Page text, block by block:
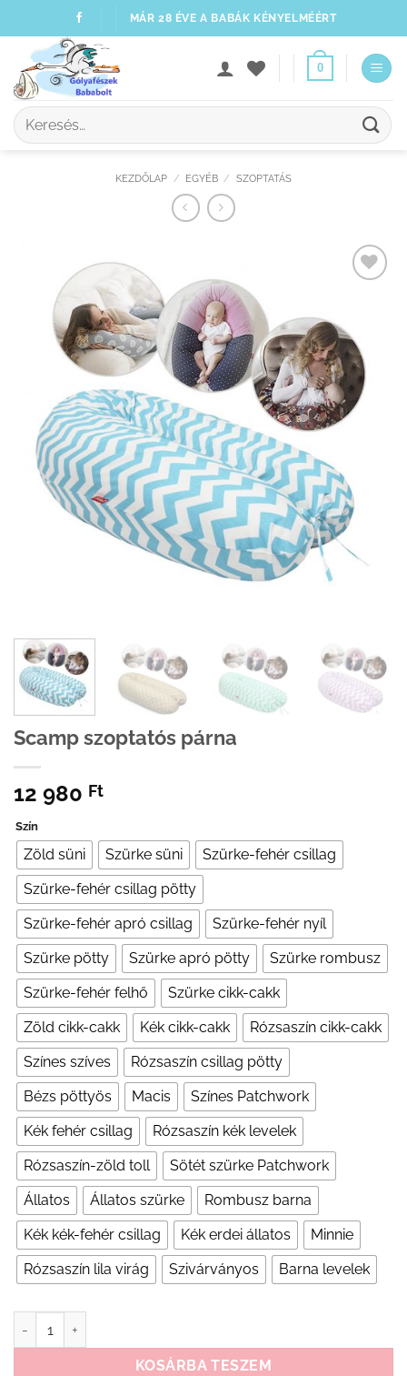
to
content
MÁR 28 ÉVE A BABÁK KÉNYELMÉÉRT
0
Keresés
a
KEZDŐLAP / EGYÉB / SZOPTATÁS
Scamp szoptatós párna
12 980 Ft
Szín
Zöld süni Szürke süni
Szürke-fehér csillag
Szürke-fehér csillag pötty
Szürke-fehér apró csillag
Szürke-fehér nyíl
Szürke pötty
Szürke apró pötty
Szürke rombusz
Szürke-fehér felhő
Szürke cikk-cakk
Zöld cikk-cakk
Kék cikk-cakk
Rózsaszín cikk-cakk
Színes szíves
Rózsaszín csillag pötty
Bézs pöttyös
Macis
Színes Patchwork
Kék fehér csillag
Rózsaszín kék levelek
Rózsaszín-zöld toll
Sötét szürke Patchwork
Állatos
Állatos szürke
Rombusz barna
Kék kék-fehér csillag
Kék erdei állatos
Minnie
Rózsaszín lila virág
Szivárványos Barna levelek
KOSÁRBA TESZEM